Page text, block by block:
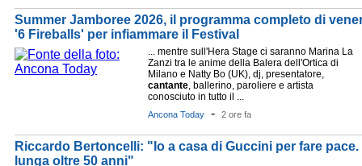
Summer Jamboree 2026, il programma completo di
'6 Fireballs' per infiammare il Festival
... mentre sull'Hera Stage ci saranno Marina La
Zanzi tra le anime della Balera dell'Ortica di
Milano e Natty Bo (UK), dj, presentatore,
cantante, ballerino, paroliere e artista
conosciuto in tutto il ...
Ancona Today - 2 ore fa
Riccardo Bertoncelli: "Io a casa di Guccini per fare
lunga oltre 50 anni"